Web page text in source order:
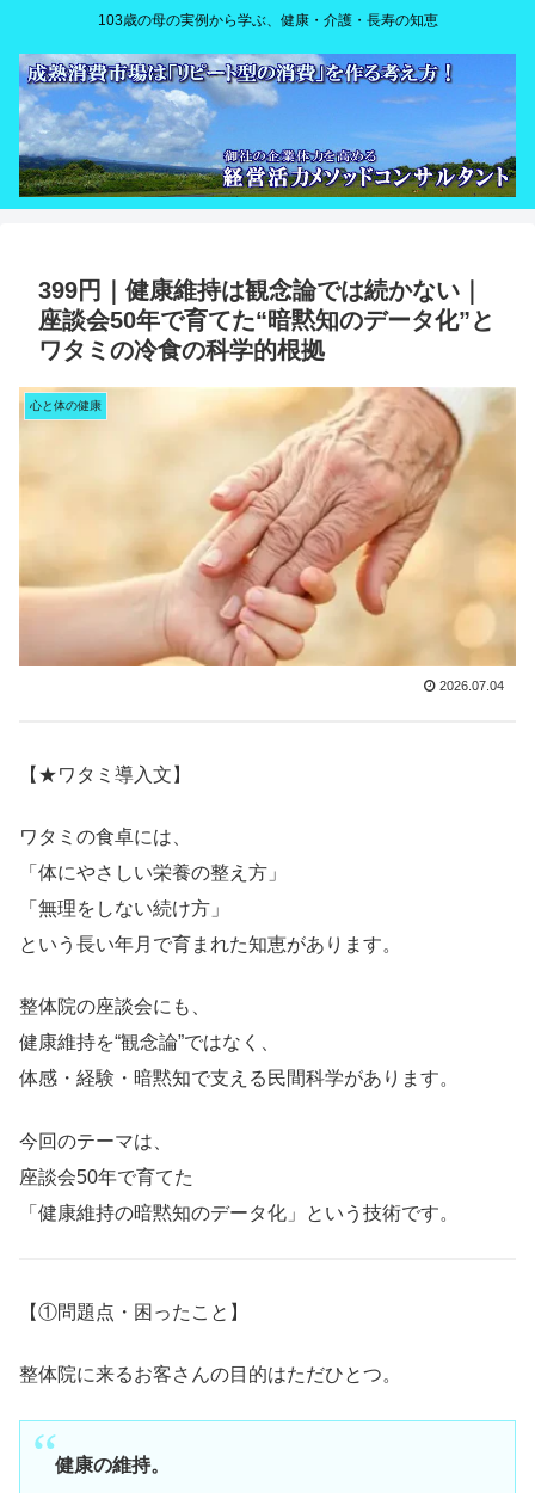
103歳の母の実例から学ぶ、健康・介護・長寿の知恵
399円｜健康維持は観念論では続かない｜
座談会50年で育てた“暗黙知のデータ化”と
ワタミの冷食の科学的根拠
心と体の健康
2026.07.04
【★ワタミ導入文】
ワタミの食卓には、
「体にやさしい栄養の整え方」
「無理をしない続け方」
という長い年月で育まれた知恵があります。
整体院の座談会にも、
健康維持を“観念論”ではなく、
体感・経験・暗黙知で支える民間科学があります。
今回のテーマは、
座談会50年で育てた
「健康維持の暗黙知のデータ化」という技術です。
【①問題点・困ったこと】
整体院に来るお客さんの目的はただひとつ。
健康の維持。